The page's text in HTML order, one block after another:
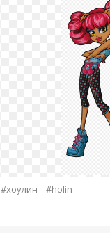
#хоулин #holin